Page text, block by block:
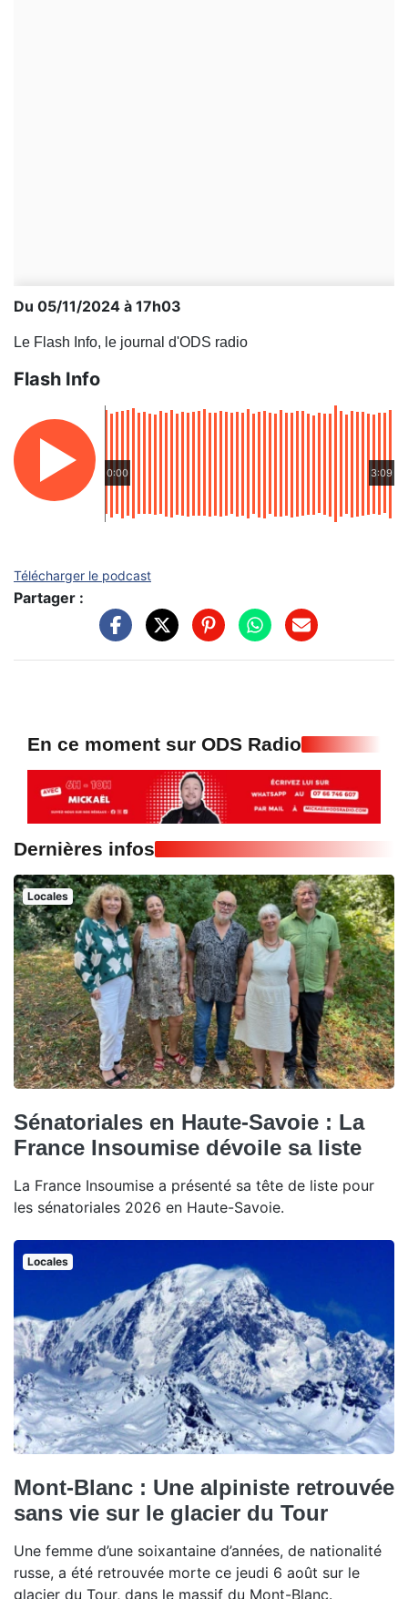
Du 05/11/2024 à 17h03
Le Flash Info, le journal d'ODS radio
Flash Info
0:00 3:09
Télécharger le podcast
Partager :
En ce moment sur ODS Radio
Dernières infos
Locales
Sénatoriales en Haute-Savoie : La
France Insoumise dévoile sa liste
La France Insoumise a présenté sa tête de liste pour
les sénatoriales 2026 en Haute-Savoie.
Locales
Mont-Blanc : Une alpiniste retrouvée
sans vie sur le glacier du Tour
Une femme d’une soixantaine d’années, de nationalité
russe, a été retrouvée morte ce jeudi 6 août sur le
glacier du Tour, dans le massif du Mont-Blanc.